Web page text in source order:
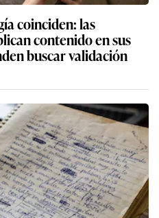
coinciden: las
contenido en sus
buscar validación